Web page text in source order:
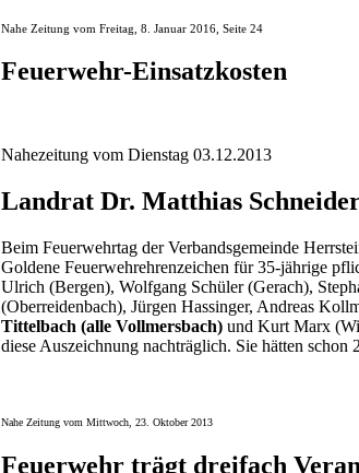
Nahe Zeitung vom Freitag, 8. Januar 2016, Seite 24
Feuerwehr-Einsatzkosten
Nahezeitung vom Dienstag 03.12.2013
Landrat Dr. Matthias
Beim Feuerwehrtag der Verbandsgemeinde
Goldene Feuerwehrehrenzeichen für 35-jährige
Ulrich (Bergen), Wolfgang Schüler (Gerach),
(Oberreidenbach), Jürgen Hassinger, Andreas
Tittelbach (alle Vollmersbach) und Kurt Marx
diese Auszeichnung nachträglich. Sie hätten schon
Nahe Zeitung vom Mittwoch, 23. Oktober 2013
Feuerwehr trägt dreifach